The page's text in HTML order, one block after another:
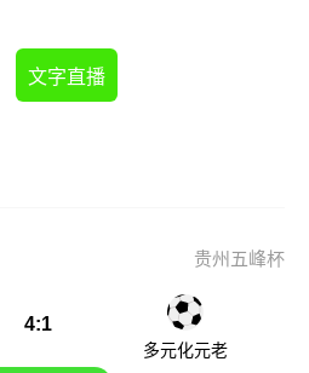
文字直播
贵州五峰杯
4:1
多元化元老